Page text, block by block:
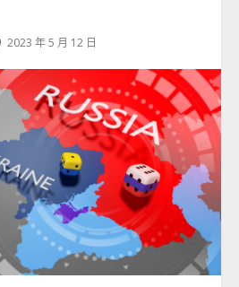
2023 年 5 月 12 日